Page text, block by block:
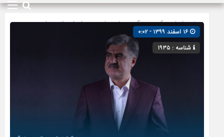
صفحه اصلی» گروه »پیگیری ها»دولت»دیدارها و بازدیدها»
شیروان »مجلس شورای اسلامی
شناسه : ۱۹۳۵